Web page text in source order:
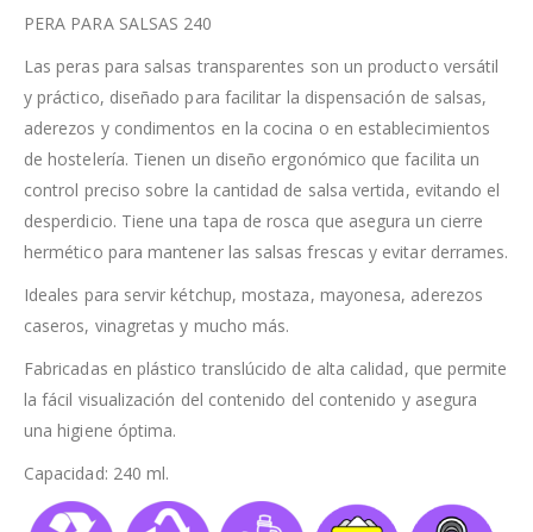
PERA PARA SALSAS 240
Las peras para salsas transparentes son un producto versátil
y práctico, diseñado para facilitar la dispensación de salsas,
aderezos y condimentos en la cocina o en establecimientos
de hostelería. Tienen un diseño ergonómico que facilita un
control preciso sobre la cantidad de salsa vertida, evitando el
desperdicio. Tiene una tapa de rosca que asegura un cierre
hermético para mantener las salsas frescas y evitar derrames.
Ideales para servir kétchup, mostaza, mayonesa, aderezos
caseros, vinagretas y mucho más.
Fabricadas en plástico translúcido de alta calidad, que permite
la fácil visualización del contenido del contenido y asegura
una higiene óptima.
Capacidad: 240 ml.